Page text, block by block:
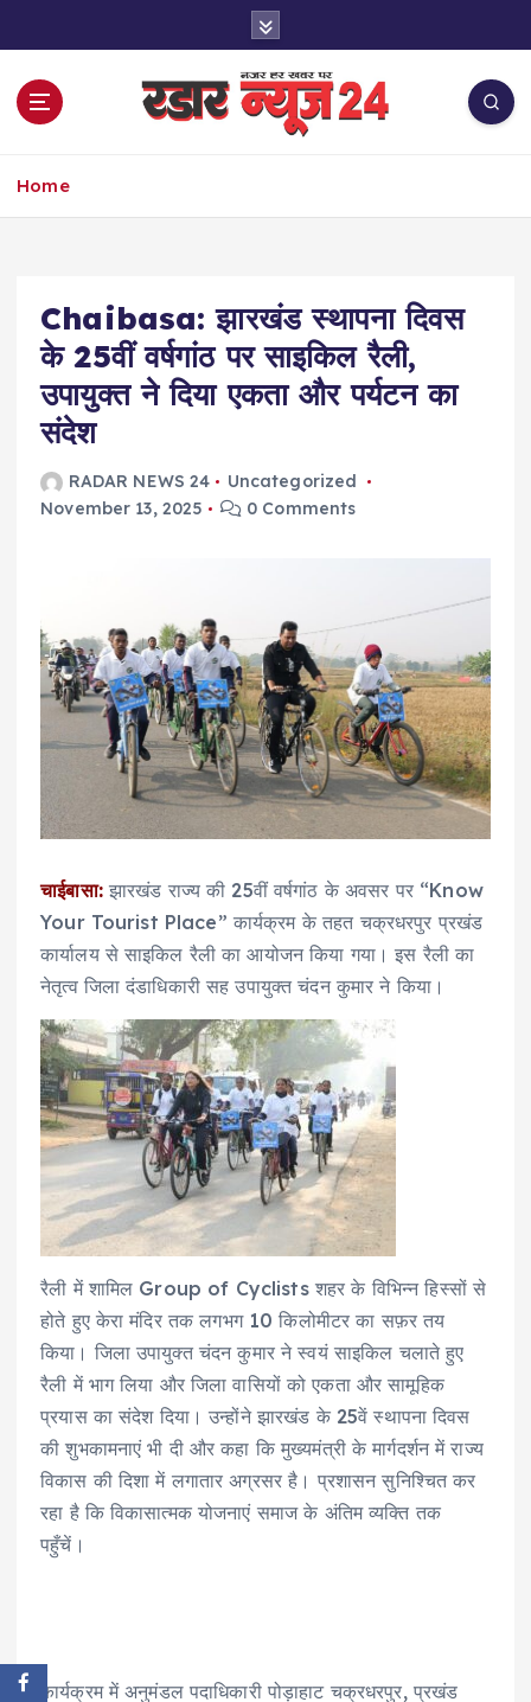
Home
Chaibasa: झारखंड स्थापना दिवस
के 25वीं वर्षगांठ पर साइकिल रैली,
उपायुक्त ने दिया एकता और पर्यटन का
संदेश
RADAR NEWS 24
Uncategorized
November 13, 2025
0 Comments
चाईबासा:झारखंड राज्य की 25वीं वर्षगांठ के अवसर पर “Know
Your Tourist Place” कार्यक्रम के तहत चक्रधरपुर प्रखंड
कार्यालय से साइकिल रैली का आयोजन किया गया। इस रैली का
नेतृत्व जिला दंडाधिकारी सह उपायुक्त चंदन कुमार ने किया।
रैली में शामिल Group of Cyclists शहर के विभिन्न हिस्सों से
होते हुए केरा मंदिर तक लगभग 10 किलोमीटर का सफ़र तय
किया। जिला उपायुक्त चंदन कुमार ने स्वयं साइकिल चलाते हुए
रैली में भाग लिया और जिला वासियों को एकता और सामूहिक
प्रयास का संदेश दिया। उन्होंने झारखंड के 25वें स्थापना दिवस
की शुभकामनाएं भी दी और कहा कि मुख्यमंत्री के मार्गदर्शन में राज्य
विकास की दिशा में लगातार अग्रसर है। प्रशासन सुनिश्चित कर
रहा है कि विकासात्मक योजनाएं समाज के अंतिम व्यक्ति तक
पहुँचें।
कार्यक्रम में अनुमंडल पदाधिकारी पोड़ाहाट चक्रधरपुर, प्रखंड